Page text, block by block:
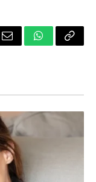
Email WhatsApp
Copy